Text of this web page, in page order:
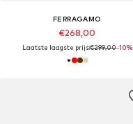
FERRAGAMO
€268,00
Laatste laagste prijs:€299,00-10%